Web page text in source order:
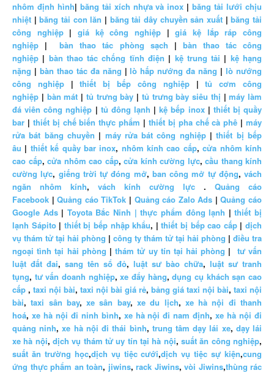
nhôm định hình| băng tải xích nhựa và inox |băng tải lưới chịu
nhiệt |băng tải con lăn | băng tải dây chuyền sản xuất |băng tải
công nghiệp|giá kệ công nghiệp |giá kệ lắp ráp công
nghiệp |bàn thao tác phòng sạch | bàn thao tác công
nghiệp | bàn thao tác chống tĩnh điện | kệ trung tải | kệ hạng
nặng | bàn thao tác đa năng |lò hấp nướng đa năng |lò nướng
công nghiệp|thiết bị bếp công nghiệp|tủ cơm công
nghiệp | bàn mát | tủ trưng bày | tủ trưng bày siêu thị |máy làm
đá viên công nghiệp | tủ đông lạnh |kệ bếp inox| thiết bị quầy
bar | thiết bị chế biến thực phẩm | thiết bị pha chế cà phê | máy
rửa bát băng chuyền | máy rửa bát công nghiệp|thiết bị bếp
âu | thiết kế quầy bar inox, nhôm kính cao cấp,cửa nhôm kính
cao cấp, cửa nhôm cao cấp, cửa kính cường lực, cầu thang kính
cường lực, giếng trời tự đóng mở, ban công mở tự động, vách
ngăn nhôm kính, vách kính cường lực . Quảng cáo
Facebook |Quảng cáo TikTok | Quảng cáo Zalo Ads |Quảng cáo
Google Ads| Toyota Bắc Ninh | thực phẩm đông lạnh |thiết bị
lạnh Sápito | thiết bị bếp nhập khẩu, |thiết bị bếp cao cấp|dịch
vụ thám tử tại hải phòng | công ty thám tử tại hải phòng | điều tra
ngoại tình tại hải phòng |thám tử uy tín tại hải phòng | tư vấn
luật đất đai, sang tên sổ đỏ, luật sư bào chữa, luật sư tranh
tụng, tư vấn doanh nghiệp,xe đẩy hàng,dụng cụ khách sạn cao
cấp , taxi nội bài, taxi nội bài giá rẻ, bảng giá taxi nội bài, taxi nội
bài,taxi sân bay,xe sân bay,xe du lịch, xe hà nội đi thanh
hoá, xe hà nội đi ninh bình, xe hà nội đi nam định,xe hà nội đi
quảng ninh,xe hà nội đi thái bình, trung tâm dạy lái xe, dạy lái
xe hà nội,dịch vụ thám tử uy tín tại hà nội,suất ăn công nghiệp,
suất ăn trường học,dịch vụ tiệc cưới,dịch vụ tiệc sự kiện,cung
ứng thực phẩm an toàn, jiwins, rack Jiwins, vòi Jiwins,thùng rác